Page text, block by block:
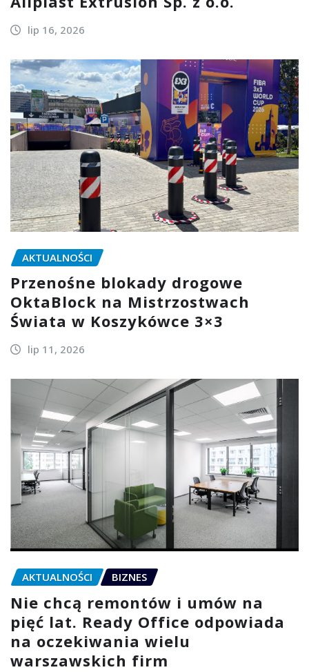
lip 16, 2026
AKTUALNOŚCI
Przenośne blokady drogowe
OktaBlock na Mistrzostwach
Świata w Koszykówce 3×3
lip 11, 2026
AKTUALNOŚCI BIZNES
Nie chcą remontów i umów na
pięć lat. Ready Office odpowiada
na oczekiwania wielu
warszawskich firm